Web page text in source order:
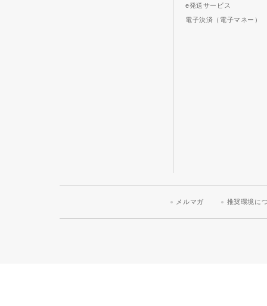
e発送サービス
電子決済（電子マネー）
メルマガ 推奨環境に